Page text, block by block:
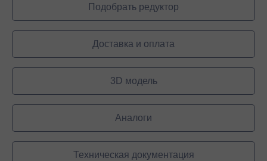
Подобрать редуктор
Доставка и оплата
3D модель
Аналоги
Техническая документация